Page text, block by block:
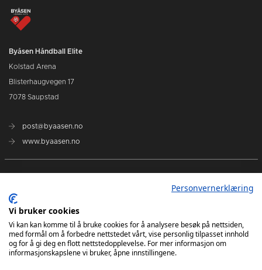
Byåsen Håndball Elite
Kolstad Arena
Blisterhaugvegen 17
7078 Saupstad
post@byaasen.no
www.byaasen.no
Kommende kamper
Kontakt oss
Personvernerklæring
Vi bruker cookies
Vi kan kan komme til å bruke cookies for å analysere besøk på nettsiden,
med formål om å forbedre nettstedet vårt, vise personlig tilpasset innhold
og for å gi deg en flott nettstedopplevelse. For mer informasjon om
informasjonskapslene vi bruker, åpne innstillingene.